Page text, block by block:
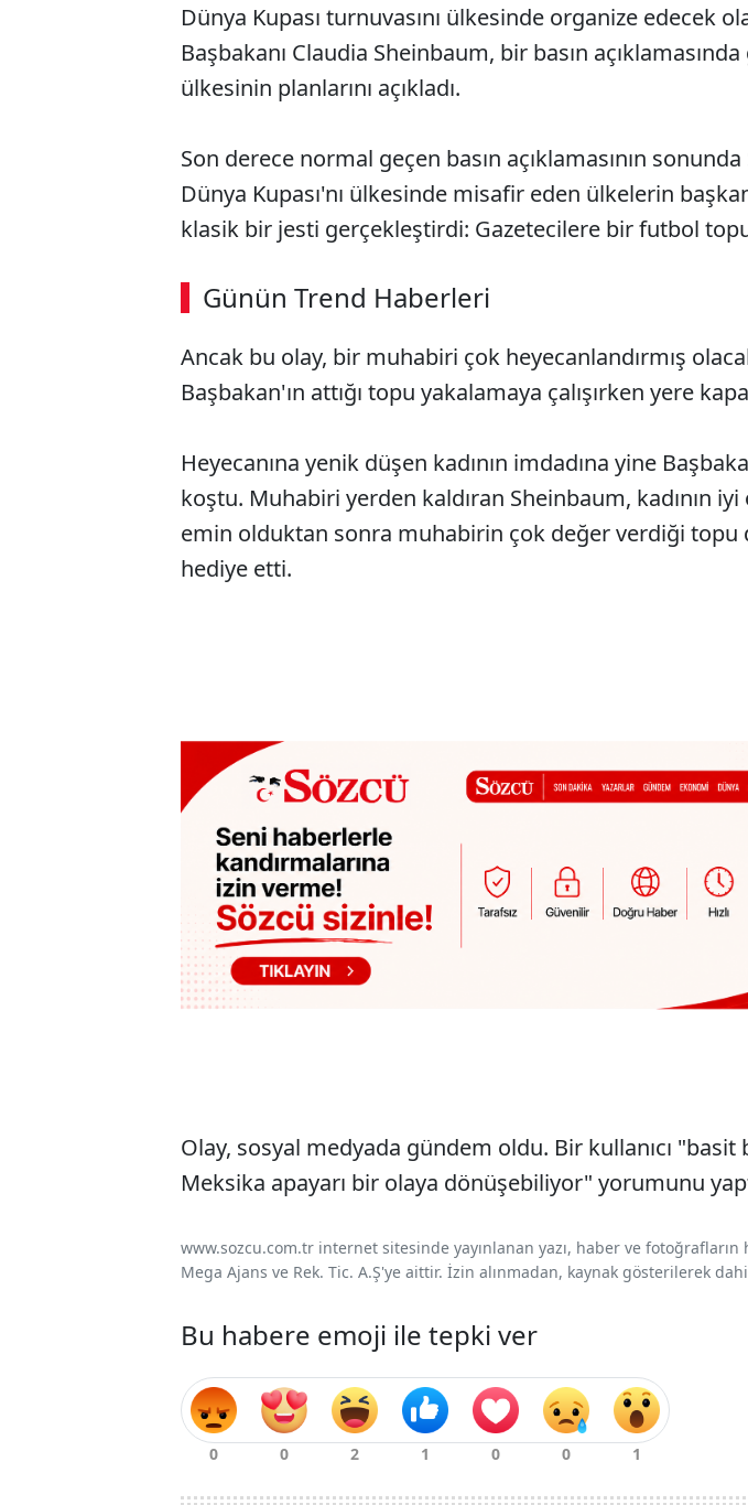
Dünya Kupası turnuvasını ülkesinde organize edecek
Başbakanı Claudia Sheinbaum, bir basın
ülkesinin planlarını açıkladı.
Son derece normal geçen basın açıklamasının
Dünya Kupası'nı ülkesinde misafir eden ülkelerin
klasik bir jesti gerçekleştirdi: Gazetecilere bir futbol
Günün Trend Haberleri
Ancak bu olay, bir muhabiri çok heyecanlandırmış
Başbakan'ın attığı topu yakalamaya çalışırken yere
Heyecanına yenik düşen kadının imdadına yine
koştu. Muhabiri yerden kaldıran Sheinbaum, kadının
emin olduktan sonra muhabirin çok değer verdiği topu
hediye etti.
Olay, sosyal medyada gündem oldu. Bir kullanıcı
Meksika apayarı bir olaya dönüşebiliyor" yorumunu
www.sozcu.com.tr internet sitesinde yayınlanan yazı, haber ve fotoğrafların
Mega Ajans ve Rek. Tic. A.Ş'ye aittir. İzin alınmadan, kaynak gösterilerek
Bu habere emoji ile tepki ver